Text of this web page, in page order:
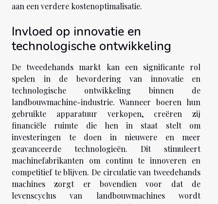
aan een verdere kostenoptimalisatie.
Invloed op innovatie en
technologische ontwikkeling
De tweedehands markt kan een significante rol
spelen in de bevordering van innovatie en
technologische ontwikkeling binnen de
landbouwmachine-industrie. Wanneer boeren hun
gebruikte apparatuur verkopen, creëren zij
financiële ruimte die hen in staat stelt om
investeringen te doen in nieuwere en meer
geavanceerde technologieën. Dit stimuleert
machinefabrikanten om continu te innoveren en
competitief te blijven. De circulatie van tweedehands
machines zorgt er bovendien voor dat de
levenscyclus van landbouwmachines wordt